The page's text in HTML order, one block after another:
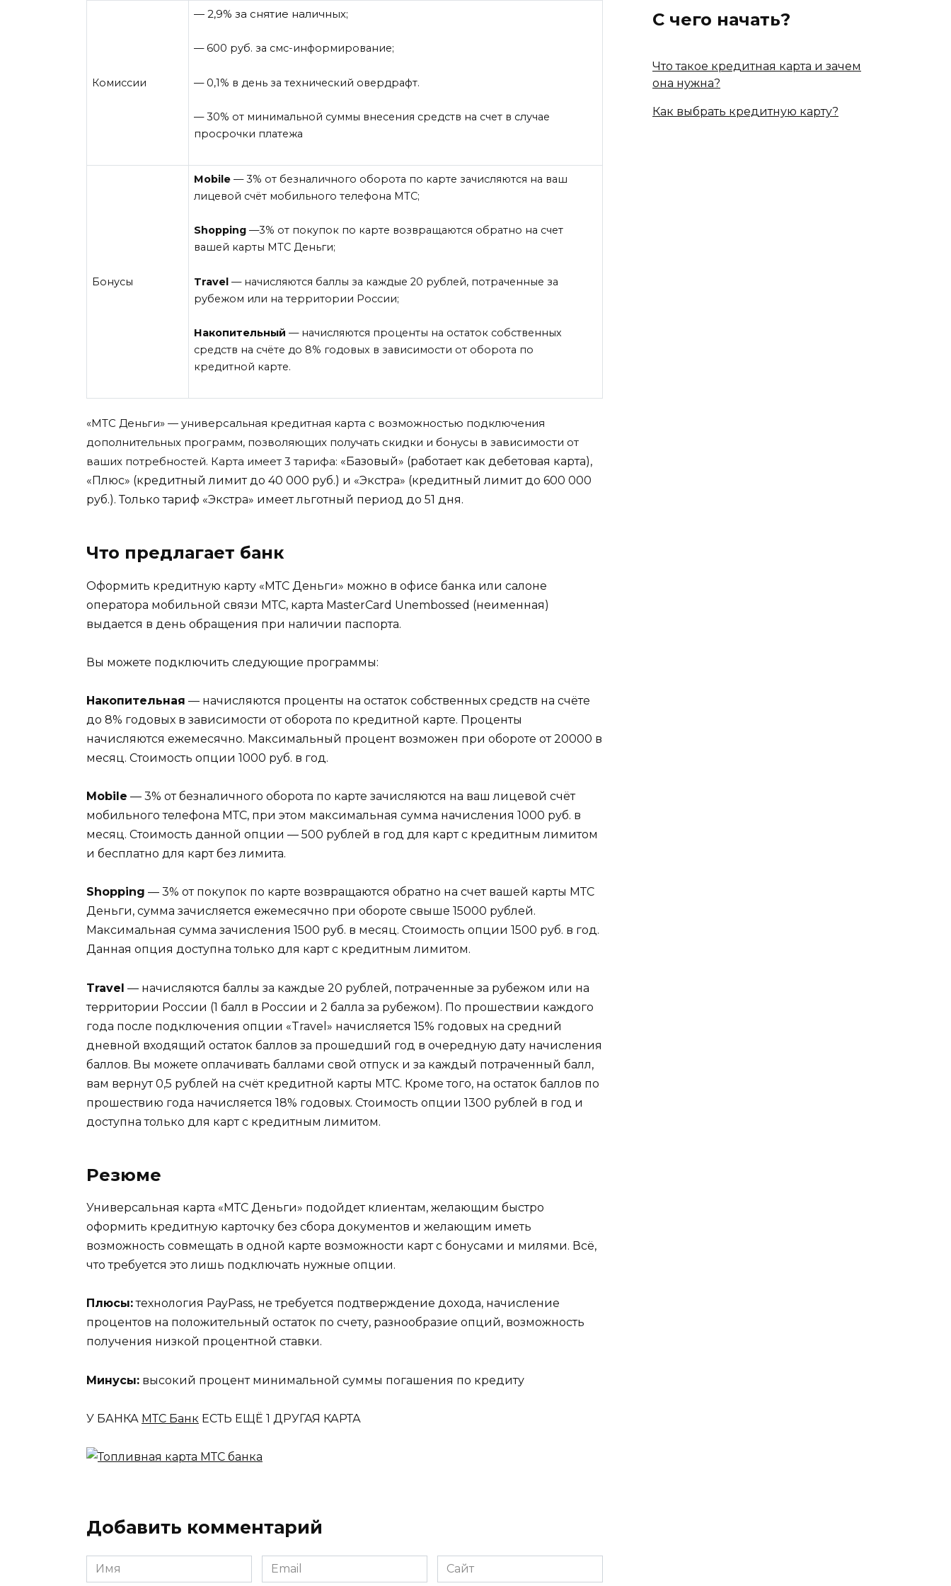
Комиссии
— 2,9% за снятие наличных;
— 600 руб. за смс-информирование;
— 0,1% в день за технический овердрафт.
—30% от минимальной суммы внесения средств на счет в случае
просрочки платежа
Бонусы
Mobile — 3% от безналичного оборота по карте зачисляются на ваш
лицевой счёт мобильного телефона МТС;
Shopping —3% от покупок по карте возвращаются обратно на счет
вашей карты МТС Деньги;
Travel — начисляются баллы за каждые 20 рублей, потраченные за
рубежом или на территории России;
Накопительный — начисляются проценты на остаток собственных
средств на счёте до 8% годовых в зависимости от оборота по
кредитной карте.
«МТС Деньги» — универсальная кредитная карта с возможностью подключения
дополнительных программ, позволяющих получать скидки и бонусы в зависимости от
ваших потребностей. Карта имеет 3 тарифа: «Базовый» (работает как дебетовая карта),
«Плюс» (кредитный лимит до 40 000 руб.) и «Экстра» (кредитный лимит до 600 000
руб.). Только тариф «Экстра» имеет льготный период до 51 дня.
Что предлагает банк
Оформить кредитную карту «МТС Деньги» можно в офисе банка или салоне
оператора мобильной связи МТС, карта MasterCard Unembossed (неименная)
выдается в день обращения при наличии паспорта.
Вы можете подключить следующие программы:
Накопительная — начисляются проценты на остаток собственных средств на счёте
до 8% годовых в зависимости от оборота по кредитной карте. Проценты
начисляются ежемесячно. Максимальный процент возможен при обороте от 20000 в
месяц. Стоимость опции 1000 руб. в год.
Mobile — 3% от безналичного оборота по карте зачисляются на ваш лицевой счёт
мобильного телефона МТС, при этом максимальная сумма начисления 1000 руб. в
месяц. Стоимость данной опции — 500 рублей в год для карт с кредитным лимитом
и бесплатно для карт без лимита.
Shopping — 3% от покупок по карте возвращаются обратно на счет вашей карты МТС
Деньги, сумма зачисляется ежемесячно при обороте свыше 15000 рублей.
Максимальная сумма зачисления 1500 руб. в месяц. Стоимость опции 1500 руб. в год.
Данная опция доступна только для карт с кредитным лимитом.
Travel — начисляются баллы за каждые 20 рублей, потраченные за рубежом или на
территории России (1 балл в России и 2 балла за рубежом). По прошествии каждого
года после подключения опции «Travel» начисляется 15% годовых на средний
дневной входящий остаток баллов за прошедший год в очередную дату начисления
баллов. Вы можете оплачивать баллами свой отпуск и за каждый потраченный балл,
вам вернут 0,5 рублей на счёт кредитной карты МТС. Кроме того, на остаток баллов по
прошествию года начисляется 18% годовых. Стоимость опции 1300 рублей в год и
доступна только для карт с кредитным лимитом.
Резюме
Универсальная карта «МТС Деньги» подойдет клиентам, желающим быстро
оформить кредитную карточку без сбора документов и желающим иметь
возможность совмещать в одной карте возможности карт с бонусами и милями. Всё,
что требуется это лишь подключать нужные опции.
Плюсы:технология PayPass, не требуется подтверждение дохода, начисление
процентов на положительный остаток по счету, разнообразие опций, возможность
получения низкой процентной ставки.
Минусы: высокий процент минимальной суммы погашения по кредиту
У БАНКА МТС Банк ЕСТЬ ЕЩЁ 1 ДРУГАЯ КАРТА
Добавить комментарий
Имя
*
Email
*
Сайт
С чего начать?
Что такое кредитная карта и зачем
она нужна?
Как выбрать кредитную карту?